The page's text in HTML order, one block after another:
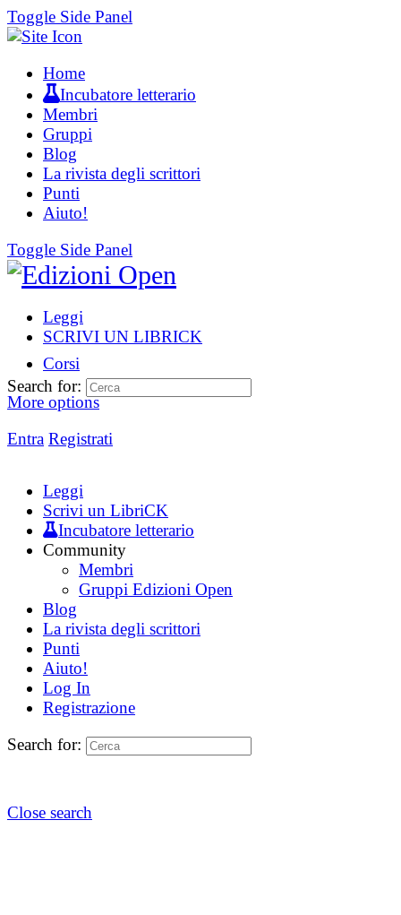
Toggle Side Panel
Home
Incubatore letterario
Membri
Gruppi
Blog
La rivista degli scrittori
Punti
Aiuto!
Toggle Side Panel
Leggi
SCRIVI UN LIBRICK
Corsi
More options
Entra Registrati
Search for:
Leggi
Scrivi un LibriCK
Incubatore letterario
Community
Membri
Gruppi Edizioni Open
Blog
La rivista degli scrittori
Punti
Aiuto!
Log In
Registrazione
Search for:
Close search